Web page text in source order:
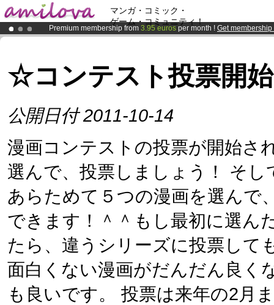
マンガ・コミック・
ゲーム・コミュニティ！
Premium membership from 3.95 euros per month ! Get membership
AmilovaKickstarter is now LIVE!.
☆コンテスト投票開
公開日付 2011-10-14
漫画コンテストの投票が開始さ
選んで、投票しましょう！ そ
あらためて５つの漫画を選んで
できます！＾＾もし最初に選ん
たら、違うシリーズに投票して
面白くない漫画がだんだん良く
も良いです。 投票は来年の2月